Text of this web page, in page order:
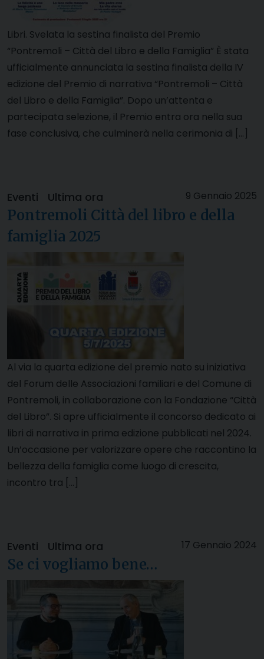
Libri. Svelata la sestina finalista del Premio
“Pontremoli – Città del Libro e della Famiglia” È stata
ufficialmente annunciata la sestina finalista della IV
edizione del Premio di narrativa “Pontremoli – Città
del Libro e della Famiglia”. Dopo un’attenta e
partecipata selezione, il Premio entra ora nella sua
fase conclusiva, che culminerà nella cerimonia di […]
9 Gennaio 2025
Eventi Ultima ora
Pontremoli Città del libro e della
famiglia 2025
Al via la quarta edizione del premio nato su iniziativa
del Forum delle Associazioni familiari e del Comune di
Pontremoli, in collaborazione con la Fondazione “Città
del Libro”. Si apre ufficialmente il concorso dedicato ai
libri di narrativa in prima edizione pubblicati nel 2024.
Un’occasione per valorizzare opere che raccontino la
bellezza della famiglia come luogo di crescita,
incontro tra […]
17 Gennaio 2024
Eventi Ultima ora
Se ci vogliamo bene…